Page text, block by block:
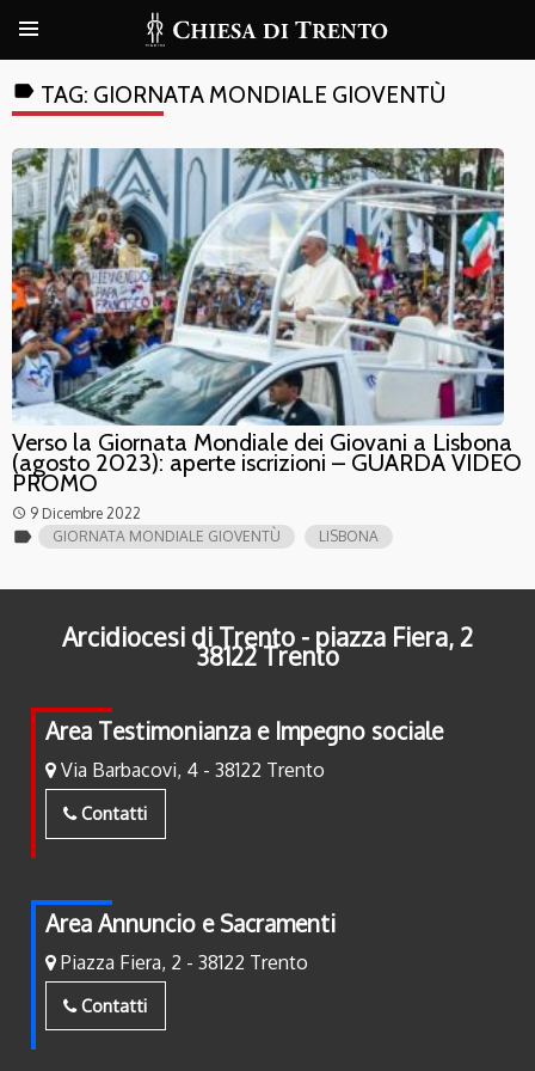
label TAG: GIORNATA MONDIALE GIOVENTÙ
Verso la Giornata Mondiale dei Giovani a Lisbona
(agosto 2023): aperte iscrizioni – GUARDA VIDEO
PROMO
access_time 9 Dicembre 2022
label GIORNATA MONDIALE GIOVENTÙ LISBONA
Arcidiocesi di Trento - piazza Fiera, 2
38122 Trento
Area Testimonianza e Impegno sociale
Via Barbacovi, 4 - 38122 Trento
Contatti
Area Annuncio e Sacramenti
Piazza Fiera, 2 - 38122 Trento
Contatti